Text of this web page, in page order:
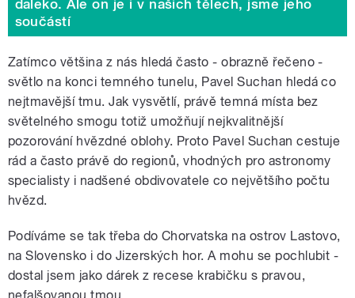
daleko. Ale on je i v našich tělech, jsme jeho
součástí
Zatímco většina z nás hledá často - obrazně řečeno -
světlo na konci temného tunelu, Pavel Suchan hledá co
nejtmavější tmu. Jak vysvětlí, právě temná místa bez
světelného smogu totiž umožňují nejkvalitnější
pozorování hvězdné oblohy. Proto Pavel Suchan cestuje
rád a často právě do regionů, vhodných pro astronomy
specialisty i nadšené obdivovatele co největšího počtu
hvězd.
Podíváme se tak třeba do Chorvatska na ostrov Lastovo,
na Slovensko i do Jizerských hor. A mohu se pochlubit -
dostal jsem jako dárek z recese krabičku s pravou,